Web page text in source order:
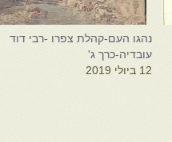
נהגו העם-קהלת צפרו -רבי דוד
עובדיה-כרך ג'
12 ביולי 2019